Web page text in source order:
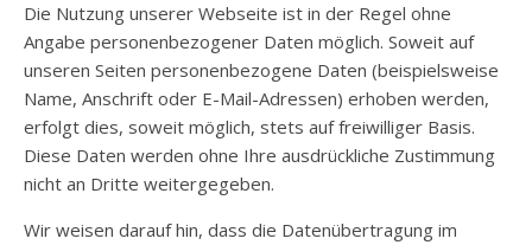
Die Nutzung unserer Webseite ist in der Regel ohne
Angabe personenbezogener Daten möglich. Soweit auf
unseren Seiten personenbezogene Daten (beispielsweise
Name, Anschrift oder E-Mail-Adressen) erhoben werden,
erfolgt dies, soweit möglich, stets auf freiwilliger Basis.
Diese Daten werden ohne Ihre ausdrückliche Zustimmung
nicht an Dritte weitergegeben.
Wir weisen darauf hin, dass die Datenübertragung im